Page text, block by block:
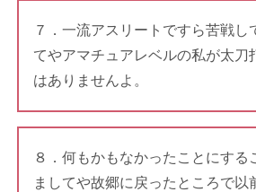
７．一流アスリートですら苦戦し
てやアマチュアレベルの私が太刀
はありませんよ。
８．何もかもなかったことにする
ましてや故郷に戻ったところで以